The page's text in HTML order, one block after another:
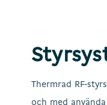
Thermrad RF-
och med